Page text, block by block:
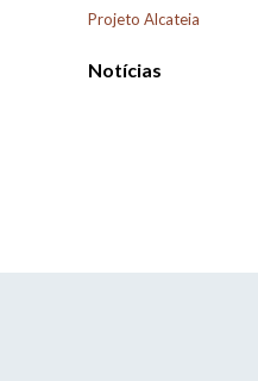
Projeto Alcateia
Notícias